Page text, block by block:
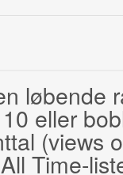
løbende
eller
(views
Time-